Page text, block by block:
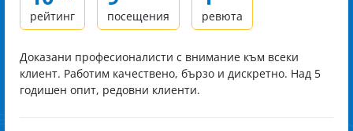
рейтинг посещения ревюта
Доказани професионалисти с внимание към всеки
клиент. Работим качествено, бързо и дискретно. Над 5
годишен опит, редовни клиенти.